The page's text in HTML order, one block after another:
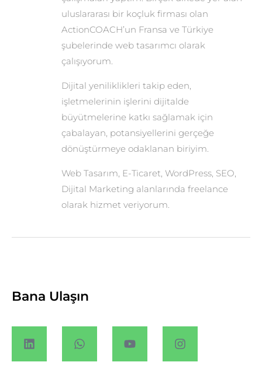
uluslararası bir koçluk firması olan
ActionCOACH’un Fransa ve Türkiye
şubelerinde web tasarımcı olarak
çalışıyorum.
Dijital yeniliklikleri takip eden,
işletmelerinin işlerini dijitalde
büyütmelerine katkı sağlamak için
çabalayan, potansiyellerini gerçeğe
dönüştürmeye odaklanan biriyim.
Web Tasarım, E-Ticaret, WordPress, SEO,
Dijital Marketing alanlarında freelance
olarak hizmet veriyorum.
Bana Ulaşın